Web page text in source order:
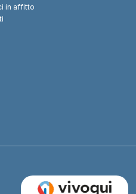
in affitto